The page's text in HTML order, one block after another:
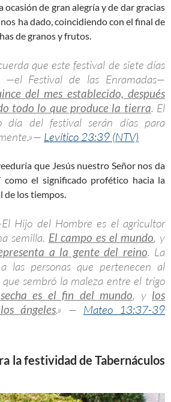
ocasión de gran alegría y de dar gracias
ha dado, coincidiendo con el final de
de granos y frutos.
que este festival de siete días
Festival de las Enramadas—
del mes establecido, después
todo lo que produce la tierra. El
día del festival serán días para
Levítico 23:39 (NTV)
que Jesús nuestro Señor nos da
como el significado profético hacia la
de los tiempos.
Hijo del Hombre es el agricultor
semilla. El campo es el mundo, y
a la gente del reino. La
las personas que pertenecen al
sembró la maleza entre el trigo
es el fin del mundo, y los
ángeles.» — Mateo 13:37-39
la festividad de Tabernáculos